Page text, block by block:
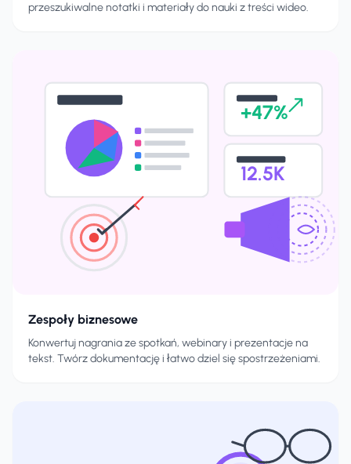
przeszukiwalne notatki i materiały do nauki z treści wideo.
+47%
12.5K
Zespoły biznesowe
Konwertuj nagrania ze spotkań, webinary i prezentacje na
tekst. Twórz dokumentację i łatwo dziel się spostrzeżeniami.